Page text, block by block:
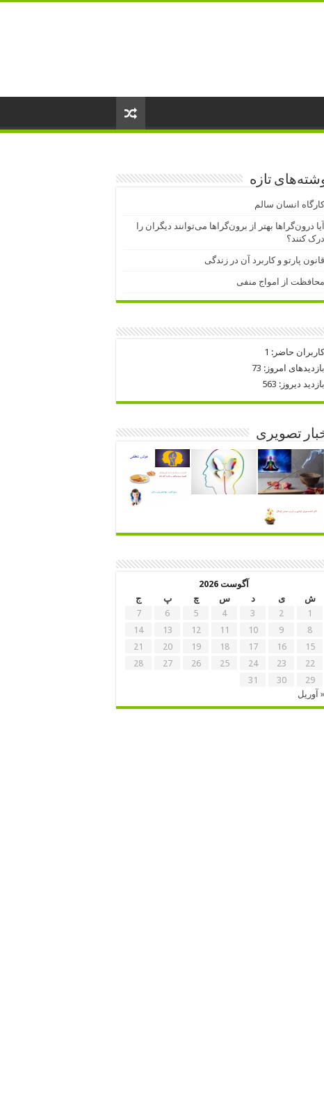
تازه
کارگاه انسان سالم
آیا درون‌گراها بهتر از برون‌گراها می‌توانند دیگران را
درک کنند؟
قانون پارتو و کاربرد آن در زندگی
محافظت از امواج منفی
کاربران حاضر: 1
بازدیدهای امروز: 73
بازدید دیروز: 563
تصویری
آگوست 2026
ش
ی د س چ پ
ج
1
2
3
4
5
6
7
8
9
10
11
12
13
14
15
16
17
18
19
20
21
22
23
24
25
26
27
28
29
30
31
« آوریل